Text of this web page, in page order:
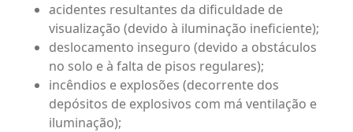
acidentes resultantes da dificuldade de
visualização (devido à iluminação ineficiente);
deslocamento inseguro (devido a obstáculos
no solo e à falta de pisos regulares);
incêndios e explosões (decorrente dos
depósitos de explosivos com má ventilação e
iluminação);